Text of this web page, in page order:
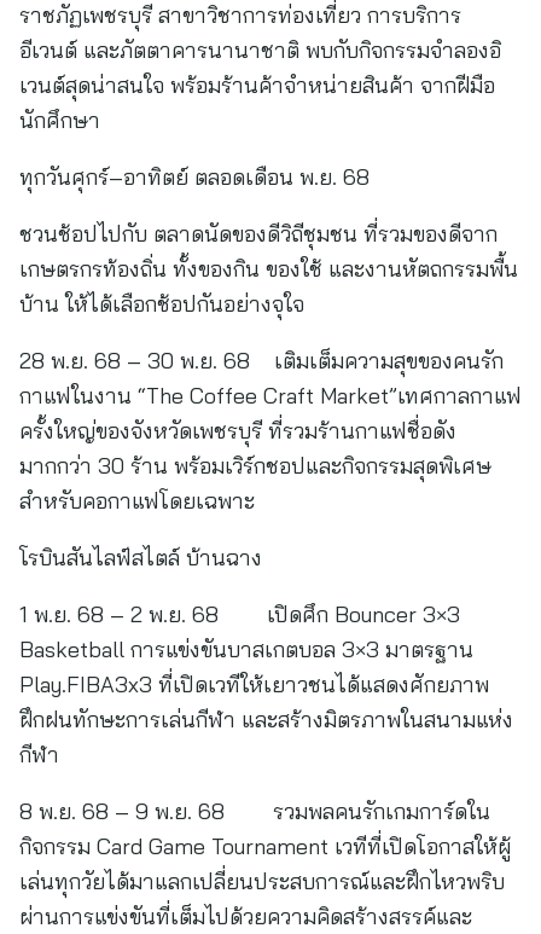
ราชภัฏเพชรบุรี สาขาวิชาการท่องเที่ยว การบริการ
อีเวนต์ และภัตตาคารนานาชาติ พบกับกิจกรรมจำลองอิ
เวนต์สุดน่าสนใจ พร้อมร้านค้าจำหน่ายสินค้า จากฝีมือ
นักศึกษา
ทุกวันศุกร์–อาทิตย์ ตลอดเดือน พ.ย. 68
ชวนช้อปไปกับ ตลาดนัดของดีวิถีชุมชน ที่รวมของดีจาก
เกษตรกรท้องถิ่น ทั้งของกิน ของใช้ และงานหัตถกรรมพื้น
บ้าน ให้ได้เลือกช้อปกันอย่างจุใจ
28 พ.ย. 68 – 30 พ.ย. 68 เติมเต็มความสุขของคนรัก
กาแฟในงาน “The Coffee Craft Market”เทศกาลกาแฟ
ครั้งใหญ่ของจังหวัดเพชรบุรี ที่รวมร้านกาแฟชื่อดัง
มากกว่า 30 ร้าน พร้อมเวิร์กชอปและกิจกรรมสุดพิเศษ
สำหรับคอกาแฟโดยเฉพาะ
โรบินสันไลฟ์สไตล์ บ้านฉาง
1 พ.ย. 68 – 2 พ.ย. 68 เปิดศึก Bouncer 3×3
Basketball การแข่งขันบาสเกตบอล 3×3 มาตรฐาน
Play.FIBA3x3 ที่เปิดเวทีให้เยาวชนได้แสดงศักยภาพ
ฝึกฝนทักษะการเล่นกีฬา และสร้างมิตรภาพในสนามแห่ง
กีฬา
8 พ.ย. 68 – 9 พ.ย. 68 รวมพลคนรักเกมการ์ดใน
กิจกรรม Card Game Tournament เวทีที่เปิดโอกาสให้ผู้
เล่นทุกวัยได้มาแลกเปลี่ยนประสบการณ์และฝึกไหวพริบ
ผ่านการแข่งขันที่เต็มไปด้วยความคิดสร้างสรรค์และ